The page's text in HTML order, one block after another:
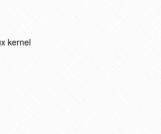
kernel